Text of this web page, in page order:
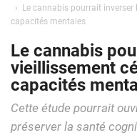
Le cannabis pourrait
capacités mentales
Le cannabis
vieillissement
capacités
Cette étude pourrait
préserver la santé